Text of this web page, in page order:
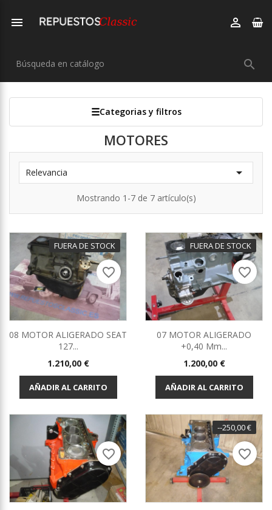
 

Categorias y filtros
MOTORES
Relevancia 
Mostrando 1-7 de 7 artículo(s)
FUERA DE STOCK
08 MOTOR ALIGERADO SEAT
127...
Precio
1.210,00 €
AÑADIR AL CARRITO
favorite_border
FUERA DE STOCK
07 MOTOR ALIGERADO
+0,40 Mm...
Precio
1.200,00 €
AÑADIR AL CARRITO
favorite_border
favorite_border
--250,00 €
favorite_border